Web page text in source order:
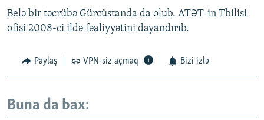
Belə bir təcrübə Gürcüstanda da olub. ATƏT-in Tbilisi
ofisi 2008-ci ildə fəaliyyətini dayandırıb.
Paylaş VPN-siz açmaq Bizi izlə
Buna da bax: